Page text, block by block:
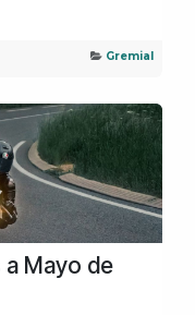
Gremial
Mayo de